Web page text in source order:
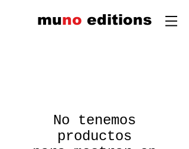
muno editions
No tenemos
productos